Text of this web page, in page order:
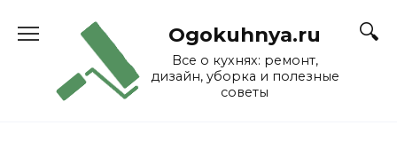
Ogokuhnya.ru
Все о кухнях: ремонт,
дизайн, уборка и полезные
советы